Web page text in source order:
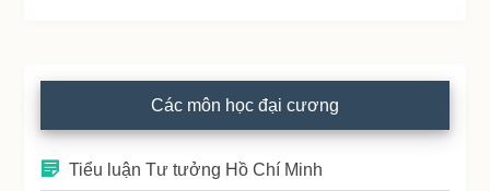
Các môn học đại cương
Tiểu luận Tư tưởng Hồ Chí Minh